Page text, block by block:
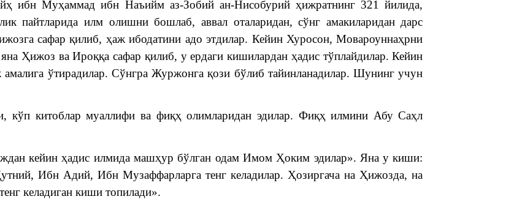
ибн Муҳаммад ибн Наъийм аз-Зобий ан-Нисобурий ҳижратнинг 321 йилида,
пайтларида илм олишни бошлаб, аввал оталаридан, сўнг амакиларидан дарс
сафар қилиб, ҳаж ибодатини адо этдилар. Кейин Хуросон, Мовароуннаҳрни
Ҳижоз ва Ироққа сафар қилиб, у ердаги кишилардан ҳадис тўплайдилар. Кейин
амалига ўтирадилар. Сўнгра Журжонга қози бўлиб тайинланадилар. Шунинг учун
кўп китоблар муаллифи ва фиқҳ олимларидан эдилар. Фиқҳ илмини Абу Саҳл
кейин ҳадис илмида машҳур бўлган одам Имом Ҳоким эдилар». Яна у киши:
Ибн Адий, Ибн Музаффарларга тенг келадилар. Ҳозиргача на Ҳижозда, на
келадиган киши топилади».